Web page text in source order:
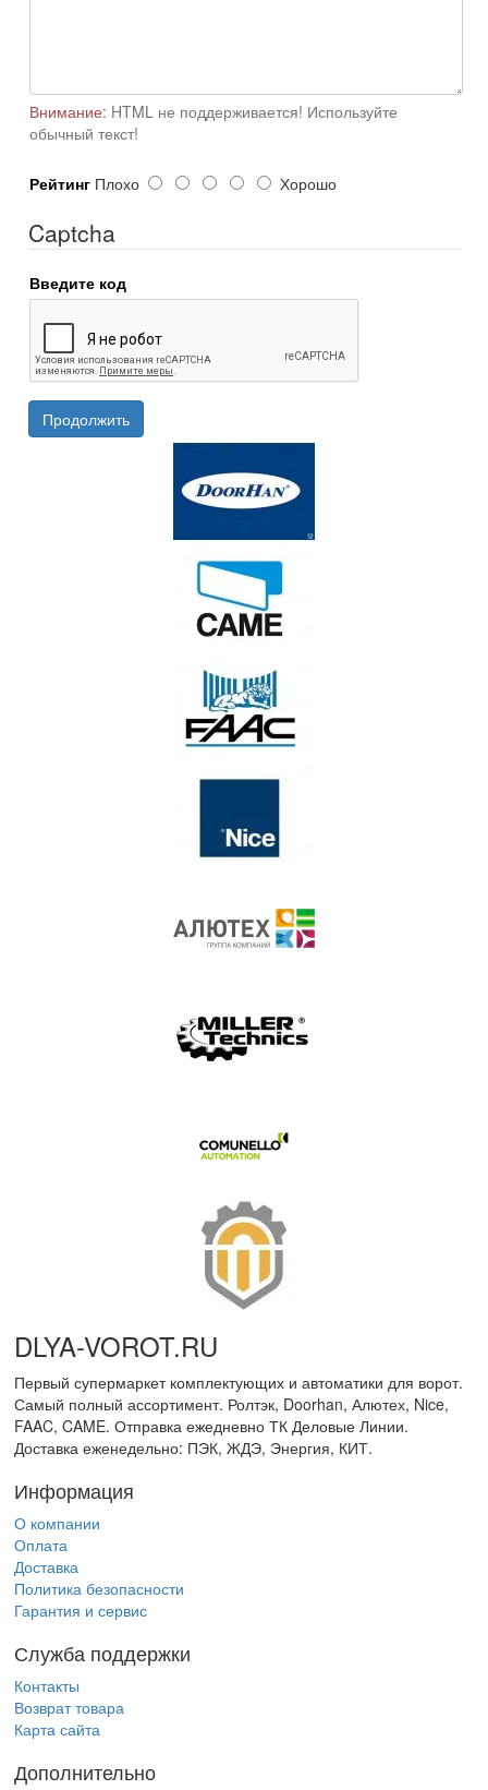
Внимание: HTML не поддерживается! Используйте
обычный текст!
Рейтинг Плохо Хорошо
Captcha
Введите код
Продолжить
DLYA-VOROT.RU
Первый супермаркет комплектующих и автоматики для ворот.
Самый полный ассортимент. Ролтэк, Doorhan, Алютех, Nice,
FAAC, CAME. Отправка ежедневно ТК Деловые Линии.
Доставка еженедельно: ПЭК, ЖДЭ, Энергия, КИТ.
Информация
О компании
Оплата
Доставка
Политика безопасности
Гарантия и сервис
Служба поддержки
Контакты
Возврат товара
Карта сайта
Дополнительно